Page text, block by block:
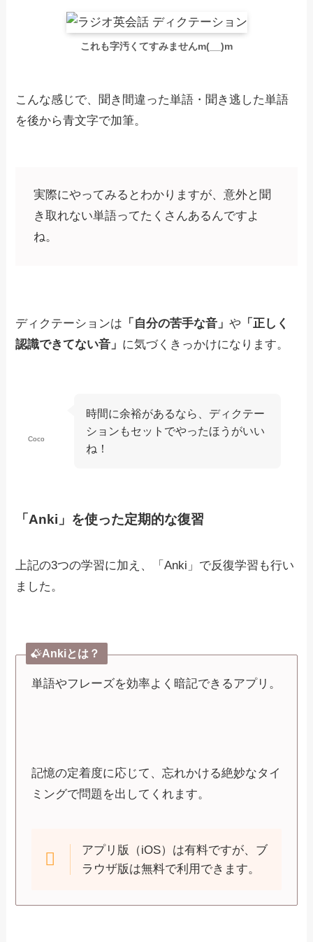
これも字汚くてすみませんm(__)m
こんな感じで、聞き間違った単語・聞き逃した単語
を後から青文字で加筆。
実際にやってみるとわかりますが、意外と聞
き取れない単語ってたくさんあるんですよ
ね。
ディクテーションは 「自分の苦手な音」や 「正しく
認識できてない音」 に気づくきっかけになります。
Coco
時間に余裕があるなら、 ディクテー
ションもセットでやったほうがいい
ね！
「Anki」を使った定期的な復習
上記の3つの学習に加え、「Anki」で反復学習も行い
ました。
Ankiとは？
単語やフレーズを効率よく暗記できるアプリ。
記憶の定着度に応じて、忘れかける絶妙なタイ
ミングで問題を出してくれます。
アプリ版（iOS）は有料ですが、ブ
ラウザ版は無料で利用できます。